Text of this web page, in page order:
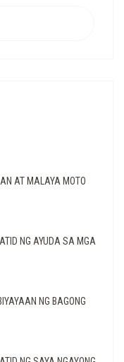
AT MALAYA MOTO
NG AYUDA SA MGA
NG BAGONG